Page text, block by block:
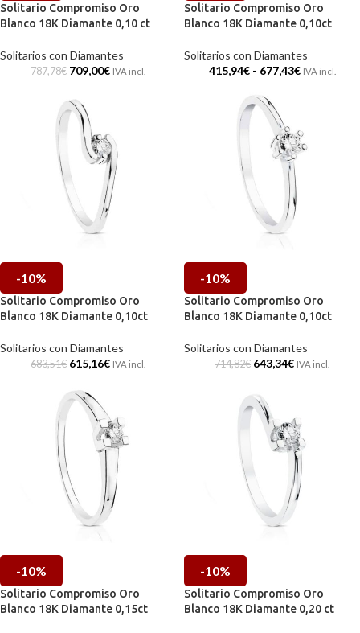
Solitario Compromiso Oro
Blanco 18K Diamante 0,10 ct
Solitarios con Diamantes
787,78€ 709,00€ IVA incl.
Solitario Compromiso Oro
Blanco 18K Diamante 0,10ct
Solitarios con Diamantes
415,94€ - 677,43€ IVA incl.
-10%
Solitario Compromiso Oro
Blanco 18K Diamante 0,10ct
Solitarios con Diamantes
683,51€ 615,16€ IVA incl.
-10%
Solitario Compromiso Oro
Blanco 18K Diamante 0,10ct
Solitarios con Diamantes
714,82€ 643,34€ IVA incl.
-10%
Solitario Compromiso Oro
Blanco 18K Diamante 0,15ct
-10%
Solitario Compromiso Oro
Blanco 18K Diamante 0,20 ct